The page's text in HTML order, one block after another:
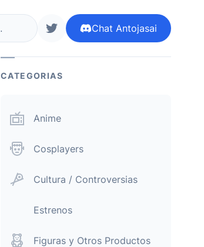
siguenos en twitter
Chat Antojasai
CATEGORIAS
Anime
Cosplayers
Cultura / Controversias
Estrenos
Figuras y Otros Productos